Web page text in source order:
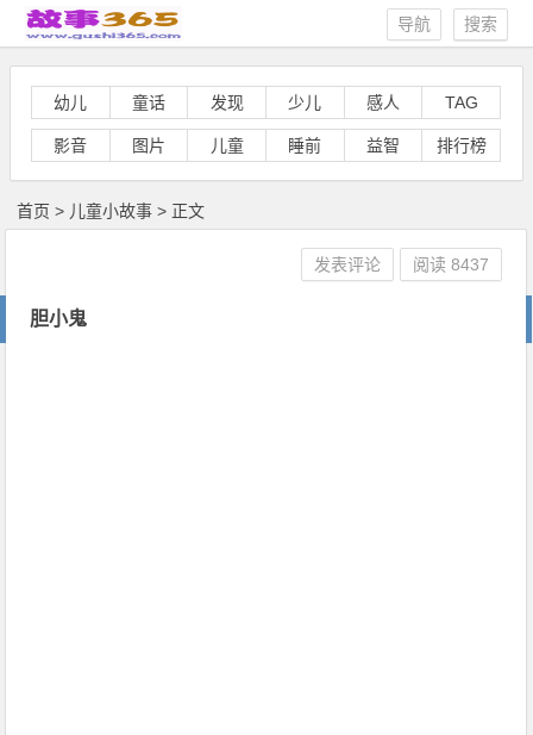
搜索
导航
幼儿 童话 发现 少儿 感人 TAG
影音 图片 儿童 睡前 益智 排行榜
首页 > 儿童小故事 > 正文
胆小鬼
发表评论 阅读8437